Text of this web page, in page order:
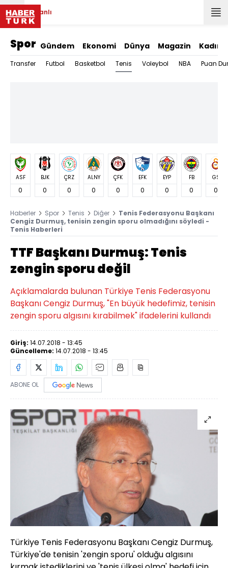
Canlı
Spor Gündem Ekonomi Dünya Magazin Kadın
Transfer Futbol Basketbol Tenis Voleybol NBA Puan
ASF
0
BJK
0
ÇRZ
0
ALNY
0
ÇFK
0
EFK
0
EYP
0
FB
0
GS
0
Haberler Spor Tenis Diğer
Tenis Federasyonu Başkanı
Cengiz Durmuş, tenisin zengin sporu olmadığını söyledi -
Tenis Haberleri
TTF Başkanı Durmuş: Tenis
zengin sporu değil
Açıklamalarda bulunan Türkiye Tenis Federasyonu
Başkanı Cengiz Durmuş, "En büyük hedefimiz, tenisin
zengin sporu algısını kırabilmek" ifadelerini kullandı
Giriş: 14.07.2018 - 13:45
Güncelleme: 14.07.2018 - 13:45
ABONE OL
Türkiye Tenis Federasyonu Başkanı Cengiz Durmuş,
Türkiye'de tenisin 'zengin sporu' olduğu algısını